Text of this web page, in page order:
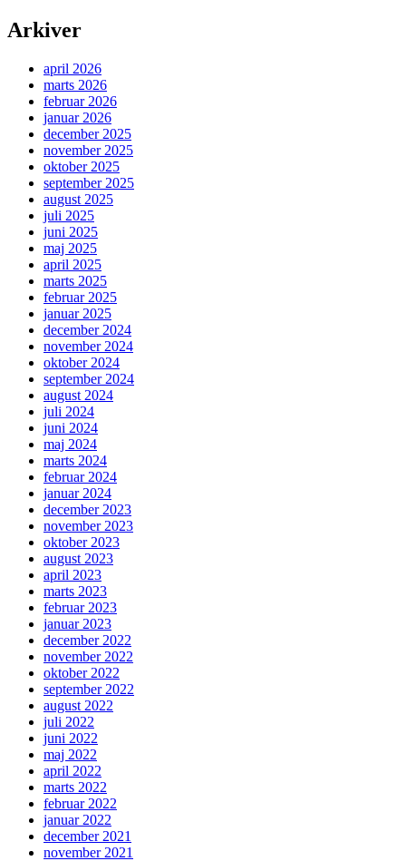
Arkiver
april 2026
marts 2026
februar 2026
januar 2026
december 2025
november 2025
oktober 2025
september 2025
august 2025
juli 2025
juni 2025
maj 2025
april 2025
marts 2025
februar 2025
januar 2025
december 2024
november 2024
oktober 2024
september 2024
august 2024
juli 2024
juni 2024
maj 2024
marts 2024
februar 2024
januar 2024
december 2023
november 2023
oktober 2023
august 2023
april 2023
marts 2023
februar 2023
januar 2023
december 2022
november 2022
oktober 2022
september 2022
august 2022
juli 2022
juni 2022
maj 2022
april 2022
marts 2022
februar 2022
januar 2022
december 2021
november 2021